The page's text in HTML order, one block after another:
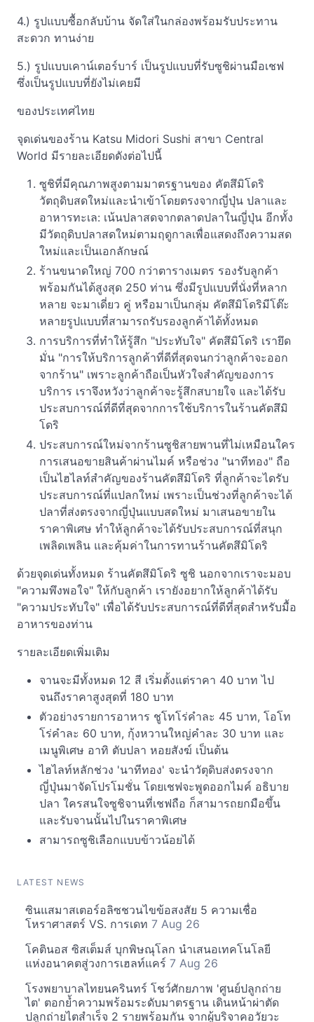
4.) รูปแบบซื้อกลับบ้าน จัดใส่ในกล่องพร้อมรับประทาน
สะดวก ทานง่าย
5.) รูปแบบเคาน์เตอร์บาร์ เป็นรูปแบบที่รับซูชิผ่านมือเชฟ
ซึ่งเป็นรูปแบบที่ยังไม่เคยมี
ของประเทศไทย
จุดเด่นของร้าน Katsu Midori Sushi สาขา Central
World มีรายละเอียดดังต่อไปนี้
ซูชิที่มีคุณภาพสูงตามมาตรฐานของ คัตสึมิโดริ
วัตถุดิบสดใหม่และนำเข้าโดยตรงจากญี่ปุ่น ปลาและ
อาหารทะเล: เน้นปลาสดจากตลาดปลาในญี่ปุ่น อีกทั้ง
มีวัตถุดิบปลาสดใหม่ตามฤดูกาลเพื่อแสดงถึงความสด
ใหม่และเป็นเอกลักษณ์
ร้านขนาดใหญ่ 700 กว่าตารางเมตร รองรับลูกค้า
พร้อมกันได้สูงสุด 250 ท่าน ซึ่งมีรูปแบบที่นั่งที่หลาก
หลาย จะมาเดี่ยว คู่ หรือมาเป็นกลุ่ม คัตสึมิโดริมีโต๊ะ
หลายรูปแบบที่สามารถรับรองลูกค้าได้ทั้งหมด
การบริการที่ทำให้รู้สึก "ประทับใจ" คัตสึมิโดริ เรายึด
มั่น "การให้บริการลูกค้าที่ดีที่สุดจนกว่าลูกค้าจะออก
จากร้าน" เพราะลูกค้าถือเป็นหัวใจสำคัญของการ
บริการ เราจึงหวังว่าลูกค้าจะรู้สึกสบายใจ และได้รับ
ประสบการณ์ที่ดีที่สุดจากการใช้บริการในร้านคัตสึมิ
โดริ
ประสบการณ์ใหม่จากร้านซูชิสายพานที่ไม่เหมือนใคร
การเสนอขายสินค้าผ่านไมค์ หรือช่วง "นาทีทอง" ถือ
เป็นไฮไลท์สำคัญของร้านคัตสึมิโดริ ที่ลูกค้าจะไดรับ
ประสบการณ์ที่แปลกใหม่ เพราะเป็นช่วงที่ลูกค้าจะได้
ปลาที่ส่งตรงจากญี่ปุ่นแบบสดใหม่ มาเสนอขายใน
ราคาพิเศษ ทำให้ลูกค้าจะได้รับประสบการณ์ที่สนุก
เพลิดเพลิน และคุ้มค่าในการทานร้านคัตสึมิโดริ
ด้วยจุดเด่นทั้งหมด ร้านคัตสึมิโดริ ซูชิ นอกจากเราจะมอบ
"ความพึงพอใจ" ให้กับลูกค้า เรายังอยากให้ลูกค้าได้รับ
"ความประทับใจ" เพื่อได้รับประสบการณ์ที่ดีที่สุดสำหรับมื้อ
อาหารของท่าน
รายละเอียดเพิ่มเติม
จานจะมีทั้งหมด 12 สี เริ่มตั้งแต่ราคา 40 บาท ไป
จนถึงราคาสูงสุดที่ 180 บาท
ตัวอย่างรายการอาหาร ชูโทโร่คำละ 45 บาท, โอโท
โร่คำละ 60 บาท, กุ้งหวานใหญ่คำละ 30 บาท และ
เมนูพิเศษ อาทิ ตับปลา หอยสังฆ์ เป็นต้น
ไฮไลท์หลักช่วง 'นาทีทอง' จะนำวัตุดิบส่งตรงจาก
ญี่ปุ่นมาจัดโปรโมชั่น โดยเชฟจะพูดออกไมค์ อธิบาย
ปลา ใครสนใจซูชิจานที่เชฟถือ ก็สามารถยกมือขึ้น
และรับจานนั้นไปในราคาพิเศษ
สามารถซูชิเลือกแบบข้าวน้อยได้
LATEST NEWS
ซินแสมาสเตอร์อลิซชวนไขข้อสงสัย 5 ความเชื่อ
โหราศาสตร์ VS. การเดท 7 Aug 26
โคตินอส ซิสเต็มส์ บุกพิษณุโลก นำเสนอเทคโนโลยี
แห่งอนาคตสู่วงการเฮลท์แคร์ 7 Aug 26
โรงพยาบาลไทยนครินทร์ โชว์ศักยภาพ 'ศูนย์ปลูกถ่าย
ไต' ตอกย้ำความพร้อมระดับมาตรฐาน เดินหน้าผ่าตัด
ปลูกถ่ายไตสำเร็จ 2 รายพร้อมกัน จากผู้บริจาคอวัยวะ